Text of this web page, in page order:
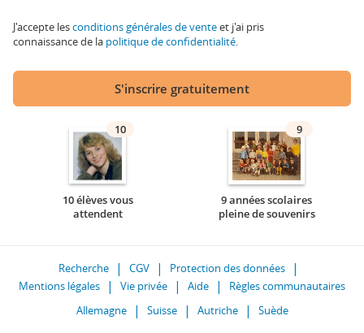
J'accepte lesconditions générales de venteet j'ai pris
connaissance de la politique de confidentialité.
S'inscrire gratuitement
10
10 élèves vous
attendent
9
9 années scolaires
pleine de souvenirs
Recherche CGV
Protection des données
Mentions légales
Vie privée Aide
Règles communautaires
Allemagne
Suisse Autriche Suède